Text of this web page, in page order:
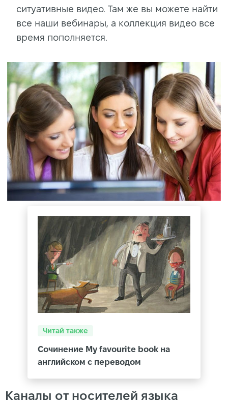
ситуативные видео. Там же вы можете найти
все наши вебинары, а коллекция видео все
время пополняется.
Читай также
Сочинение My favourite book на
английском с переводом
Каналы от носителей языка